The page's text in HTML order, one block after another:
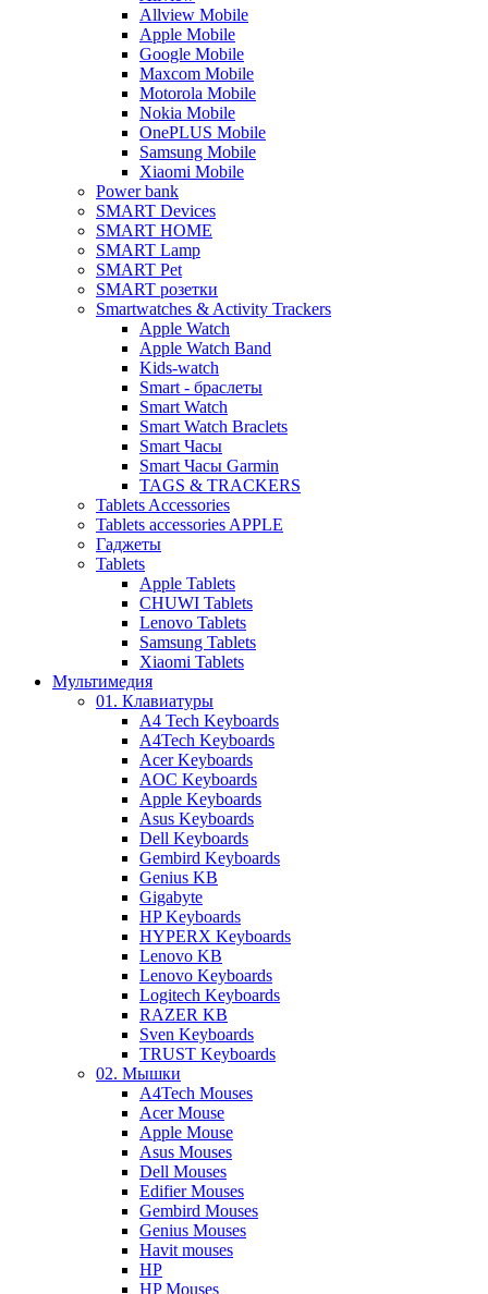
Allview Mobile
Apple Mobile
Google Mobile
Maxcom Mobile
Motorola Mobile
Nokia Mobile
OnePLUS Mobile
Samsung Mobile
Xiaomi Mobile
Power bank
SMART Devices
SMART HOME
SMART Lamp
SMART Pet
SMART розетки
Smartwatches & Activity Trackers
Apple Watch
Apple Watch Band
Kids-watch
Smart - браслеты
Smart Watch
Smart Watch Braclets
Smart Часы
Smart Часы Garmin
TAGS & TRACKERS
Tablets Accessories
Tablets accessories APPLE
Гаджеты
Tablets
Apple Tablets
CHUWI Tablets
Lenovo Tablets
Samsung Tablets
Xiaomi Tablets
Мультимедия
01. Клавиатуры
A4 Tech Keyboards
A4Tech Keyboards
Acer Keyboards
AOC Keyboards
Apple Keyboards
Asus Keyboards
Dell Keyboards
Gembird Keyboards
Genius KB
Gigabyte
HP Keyboards
HYPERX Keyboards
Lenovo KB
Lenovo Keyboards
Logitech Keyboards
RAZER KB
Sven Keyboards
TRUST Keyboards
02. Мышки
A4Tech Mouses
Acer Mouse
Apple Mouse
Asus Mouses
Dell Mouses
Edifier Mouses
Gembird Mouses
Genius Mouses
Havit mouses
HP
HP Mouses